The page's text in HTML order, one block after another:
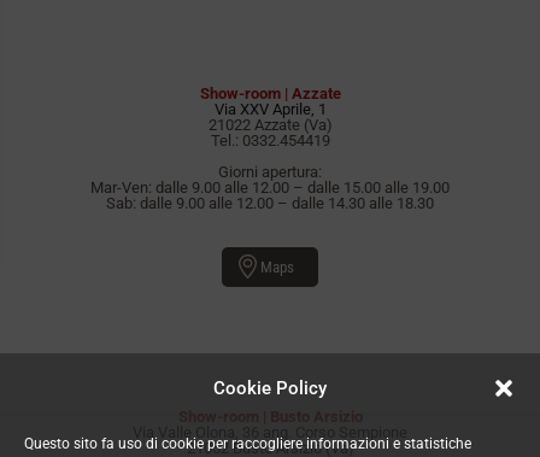
Cookie Policy
Questo sito fa uso di cookie per raccogliere informazioni e statistiche
Show-room | Azzate
Via XXV Aprile, 1
21022 Azzate (Va)
Tel.: 0332.454419
Giorni apertura:
Mar-Ven: dalle 9.00 alle 12.00 – dalle 15.00 alle 19.00
Sab: dalle 9.00 alle 12.00 – dalle 14.30 alle 18.30
Maps
21052 Busto Arsizio (Va)